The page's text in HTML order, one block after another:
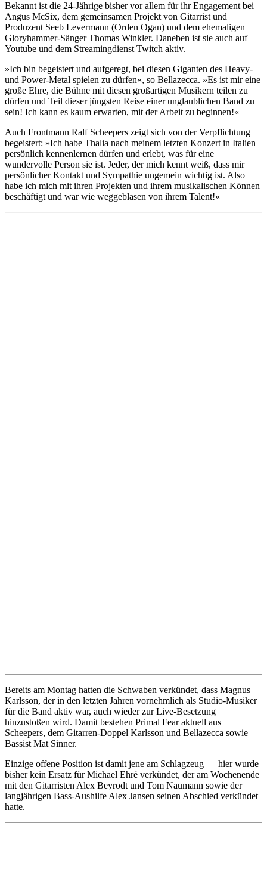
Bekannt ist die 24-Jährige bisher vor allem für ihr Engagement bei
Angus McSix, dem gemeinsamen Projekt von Gitarrist und
Produzent Seeb Levermann (Orden Ogan) und dem ehemaligen
Gloryhammer-Sänger Thomas Winkler. Daneben ist sie auch auf
Youtube und dem Streamingdienst Twitch aktiv.
»Ich bin begeistert und aufgeregt, bei diesen Giganten des Heavy-
und Power-Metal spielen zu dürfen«, so Bellazecca. »Es ist mir eine
große Ehre, die Bühne mit diesen großartigen Musikern teilen zu
dürfen und Teil dieser jüngsten Reise einer unglaublichen Band zu
sein! Ich kann es kaum erwarten, mit der Arbeit zu beginnen!«
Auch Frontmann Ralf Scheepers zeigt sich von der Verpflichtung
begeistert: »Ich habe Thalia nach meinem letzten Konzert in Italien
persönlich kennenlernen dürfen und erlebt, was für eine
wundervolle Person sie ist. Jeder, der mich kennt weiß, dass mir
persönlicher Kontakt und Sympathie ungemein wichtig ist. Also
habe ich mich mit ihren Projekten und ihrem musikalischen Können
beschäftigt und war wie weggeblasen von ihrem Talent!«
Bereits am Montag hatten die Schwaben verkündet, dass Magnus
Karlsson, der in den letzten Jahren vornehmlich als Studio-Musiker
für die Band aktiv war, auch wieder zur Live-Besetzung
hinzustoßen wird. Damit bestehen Primal Fear aktuell aus
Scheepers, dem Gitarren-Doppel Karlsson und Bellazecca sowie
Bassist Mat Sinner.
Einzige offene Position ist damit jene am Schlagzeug — hier wurde
bisher kein Ersatz für Michael Ehré verkündet, der am Wochenende
mit den Gitarristen Alex Beyrodt und Tom Naumann sowie der
langjährigen Bass-Aushilfe Alex Jansen seinen Abschied verkündet
hatte.